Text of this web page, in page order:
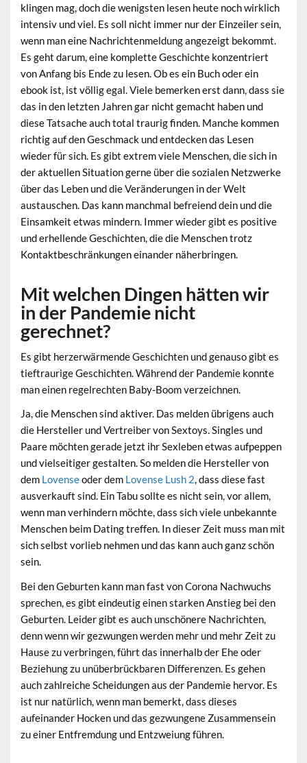
klingen mag, doch die wenigsten lesen heute noch wirklich
intensiv und viel. Es soll nicht immer nur der Einzeiler sein,
wenn man eine Nachrichtenmeldung angezeigt bekommt.
Es geht darum, eine komplette Geschichte konzentriert
von Anfang bis Ende zu lesen. Ob es ein Buch oder ein
ebook ist, ist völlig egal. Viele bemerken erst dann, dass sie
das in den letzten Jahren gar nicht gemacht haben und
diese Tatsache auch total traurig finden. Manche kommen
richtig auf den Geschmack und entdecken das Lesen
wieder für sich. Es gibt extrem viele Menschen, die sich in
der aktuellen Situation gerne über die sozialen Netzwerke
über das Leben und die Veränderungen in der Welt
austauschen. Das kann manchmal befreiend dein und die
Einsamkeit etwas mindern. Immer wieder gibt es positive
und erhellende Geschichten, die die Menschen trotz
Kontaktbeschränkungen einander näherbringen.
Mit welchen Dingen hätten wir
in der Pandemie nicht
gerechnet?
Es gibt herzerwärmende Geschichten und genauso gibt es
tieftraurige Geschichten. Während der Pandemie konnte
man einen regelrechten Baby-Boom verzeichnen.
Ja, die Menschen sind aktiver. Das melden übrigens auch
die Hersteller und Vertreiber von Sextoys. Singles und
Paare möchten gerade jetzt ihr Sexleben etwas aufpeppen
und vielseitiger gestalten. So melden die Hersteller von
dem Lovenseoder dem Lovense Lush 2, dass diese fast
ausverkauft sind. Ein Tabu sollte es nicht sein, vor allem,
wenn man verhindern möchte, dass sich viele unbekannte
Menschen beim Dating treffen. In dieser Zeit muss man mit
sich selbst vorlieb nehmen und das kann auch ganz schön
sein.
Bei den Geburten kann man fast von Corona Nachwuchs
sprechen, es gibt eindeutig einen starken Anstieg bei den
Geburten. Leider gibt es auch unschönere Nachrichten,
denn wenn wir gezwungen werden mehr und mehr Zeit zu
Hause zu verbringen, führt das innerhalb der Ehe oder
Beziehung zu unüberbrückbaren Differenzen. Es gehen
auch zahlreiche Scheidungen aus der Pandemie hervor. Es
ist nur natürlich, wenn man bemerkt, dass dieses
aufeinander Hocken und das gezwungene Zusammensein
zu einer Entfremdung und Entzweiung führen.